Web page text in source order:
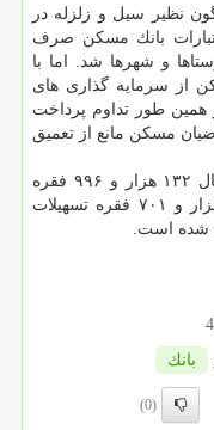
نظیر سیل و زلزله در
بانك مسكن صرف
و شهرها شد. اما با
از سرمایه گذاری های
طور تداوم پرداخت
مسكن مانع از تعمیق
این گزارش حاكی است: در ۱۱ ماه امسال ۱۳۲ هزار و ۹۹۶ فقره
تسهیلات خرید مسكن و همین طور ۳۶ هزار و ۷۰۱ فقره تسهیلات
شده است.
بانك
(0)